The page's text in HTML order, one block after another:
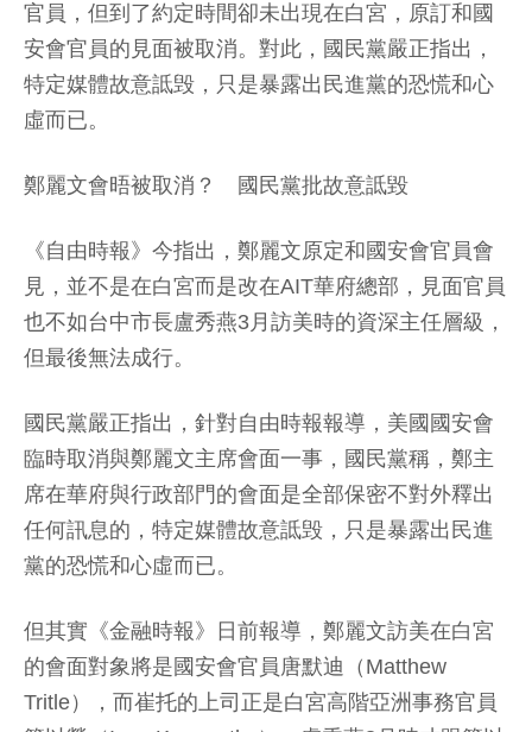
官員，但到了約定時間卻未出現在白宮，原訂和國
安會官員的見面被取消。對此，國民黨嚴正指出，
特定媒體故意詆毁，只是暴露出民進黨的恐慌和心
虛而已。
鄭麗文會晤被取消？ 國民黨批故意詆毀
《自由時報》今指出，鄭麗文原定和國安會官員會
見，並不是在白宮而是改在AIT華府總部，見面官員
也不如台中市長盧秀燕3月訪美時的資深主任層級，
但最後無法成行。
國民黨嚴正指出，針對自由時報報導，美國國安會
臨時取消與鄭麗文主席會面一事，國民黨稱，鄭主
席在華府與行政部門的會面是全部保密不對外釋出
任何訊息的，特定媒體故意詆毁，只是暴露出民進
黨的恐慌和心虛而已。
但其實《金融時報》日前報導，鄭麗文訪美在白宮
的會面對象將是國安會官員唐默迪（Matthew
Tritle），而崔托的上司正是白宮高階亞洲事務官員